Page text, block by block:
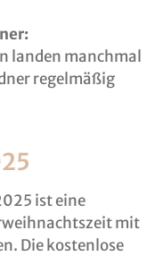
landen manchmal
regelmäßig
ist eine
mit
Die kostenlose